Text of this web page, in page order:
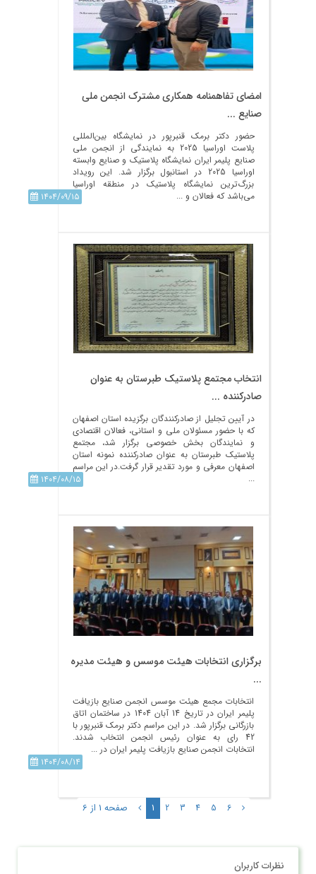
۱۴۰۴/۰۹/۱۵
امضای تفاهمنامه همکاری مشترک انجمن ملی
صنایع ...
حضور دکتر برمک قنبرپور در نمایشگاه بین‌المللی
پلاست اوراسیا 2025 به نمایندگی از انجمن ملی
صنایع پلیمر ایران نمایشگاه پلاستیک و صنایع وابسته
اوراسیا 2025 در استانبول برگزار شد. این رویداد
بزرگ‌ترین نمایشگاه پلاستیک در منطقه اوراسیا
می‌‎باشد که فعالان و ...
۱۴۰۴/۰۸/۱۵
انتخاب مجتمع پلاستیک طبرستان به عنوان
صادرکننده ...
در آیین تجلیل از صادرکنندگان برگزیده استان اصفهان
که با حضور مسئولان ملی و استانی، فعالان اقتصادی
و نمایندگان بخش خصوصی برگزار شد، مجتمع
پلاستیک طبرستان به عنوان صادرکننده نمونه استان
اصفهان معرفی و مورد تقدیر قرار گرفت.در این مراسم
...
۱۴۰۴/۰۸/۱۴
برگزاری انتخابات هیئت موسس و هیئت مدیره
...
انتخابات مجمع هیئت موسس انجمن صنایع بازیافت
پلیمر ایران در تاریخ 14 آبان 1404 در ساختمان اتاق
بازرگانی برگزار شد. در این مراسم دکتر برمک قنبرپور با
42 رای به عنوان رئیس انجمن انتخاب شدند.
انتخابات انجمن صنایع بازیافت پلیمر ایران در ...
صفحه 1 از 6 1 2 3 4 5 6
نظرات کاربران